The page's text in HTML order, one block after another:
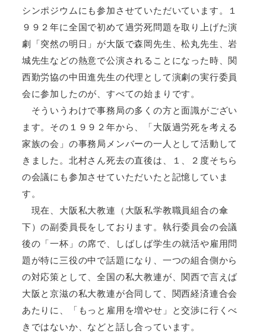
シンポジウムにも参加させていただいています。１
９９２年に全国で初めて過労死問題を取り上げた演
劇「突然の明日」が大阪で森岡先生、松丸先生、岩
城先生などの熱意で公演されることになった時、関
西勤労協の中田進先生の代理として演劇の実行委員
会に参加したのが、すべての始まりです。
そういうわけで事務局の多くの方と面識がござい
ます。その１９９２年から、「大阪過労死を考える
家族の会」の事務局メンバーの一人として活動して
きました。北村さん死去の直後は、１、２度そちら
の会議にも参加させていただいたと記憶していま
す。
現在、大阪私大教連（大阪私学教職員組合の傘
下）の副委員長をしております。執行委員会の会議
後の「一杯」の席で、しばしば学生の就活や雇用問
題が特に三役の中で話題になり、一つの組合側から
の対応策として、全国の私大教連が、関西で言えば
大阪と京滋の私大教連が合同して、関西経済連合会
あたりに、「もっと雇用を増やせ」と交渉に行くべ
きではないか、などと話し合っています。